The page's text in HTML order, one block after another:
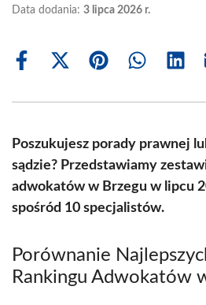
Data dodania: 3 lipca 2026 r.
Share
Share
(Twitter)
Share Share Share
Poszukujesz porady prawnej
sądzie? Przedstawiamy
adwokatów w Brzegu w lipcu
spośród 10 specjalistów.
Porównanie
Rankingu Adwokatów